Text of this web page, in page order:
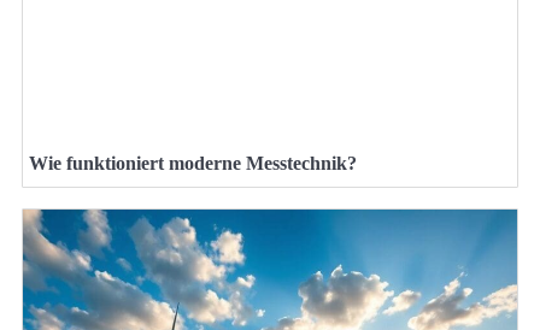
Wie funktioniert moderne Messtechnik?